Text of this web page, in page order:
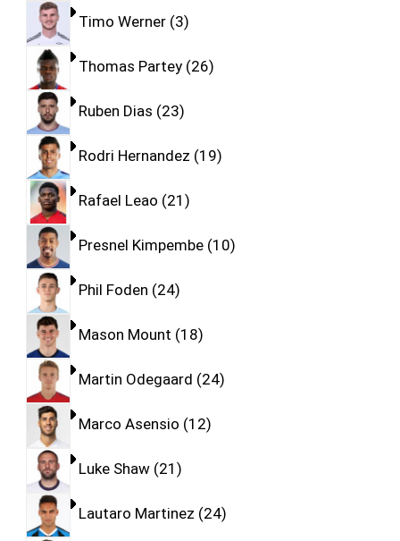
Timo Werner 3
Thomas Partey 26
Ruben Dias 23
Rodri Hernandez 19
Rafael Leao 21
Presnel Kimpembe 10
Phil Foden 24
Mason Mount 18
Martin Odegaard 24
Marco Asensio 12
Luke Shaw 21
Lautaro Martinez 24